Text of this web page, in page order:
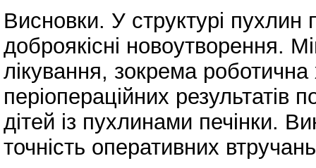
Висновки. У структурі пухлин
доброякісні новоутворення.
лікування, зокрема
періопераційних результатів
дітей із пухлинами печінки.
точність оперативних